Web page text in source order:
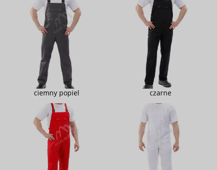
ciemny popiel czarne